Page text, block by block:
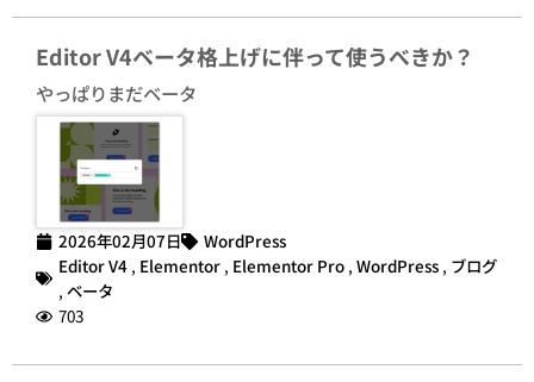
Editor V4ベータ格上げに伴って使うべきか？
やっぱりまだベータ
2026年02月07日
WordPress
Editor V4 , Elementor , Elementor Pro , WordPress , ブログ
, ベータ
703